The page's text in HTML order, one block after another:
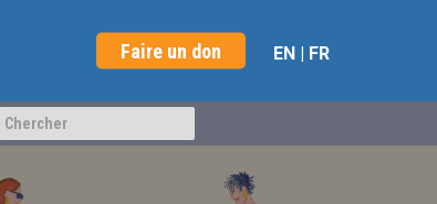
Faire un don EN | FR